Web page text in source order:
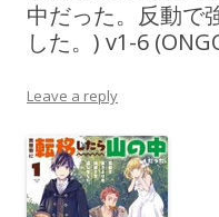
中だった。反動で
した。) v1-6
Leave a reply